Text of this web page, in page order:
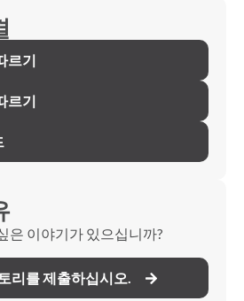
르기
르기
은 이야기가 있으십니까?
리를 제출하십시오.